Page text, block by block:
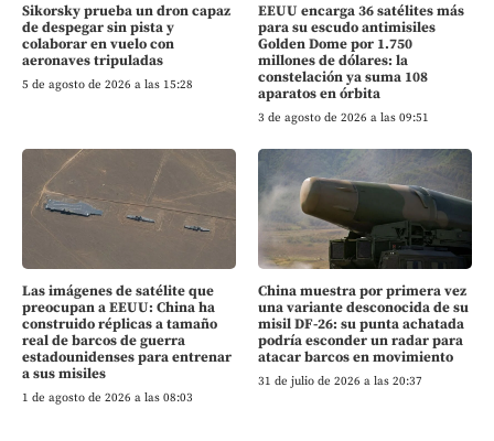
Sikorsky prueba un dron capaz
de despegar sin pista y
colaborar en vuelo con
aeronaves tripuladas
5 de agosto de 2026 a las 15:28
EEUU encarga 36 satélites más
para su escudo antimisiles
Golden Dome por 1.750
millones de dólares: la
constelación ya suma 108
aparatos en órbita
3 de agosto de 2026 a las 09:51
Las imágenes de satélite que
preocupan a EEUU: China ha
construido réplicas a tamaño
real de barcos de guerra
estadounidenses para entrenar
a sus misiles
1 de agosto de 2026 a las 08:03
China muestra por primera vez
una variante desconocida de su
misil DF-26: su punta achatada
podría esconder un radar para
atacar barcos en movimiento
31 de julio de 2026 a las 20:37